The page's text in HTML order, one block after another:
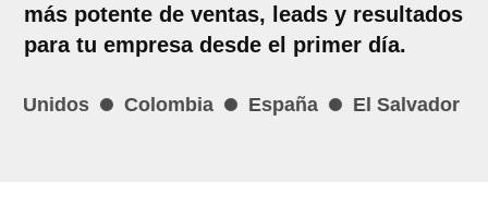
más potente de ventas, leads y resultados
para tu empresa desde el primer día.
Unidos Colombia España El